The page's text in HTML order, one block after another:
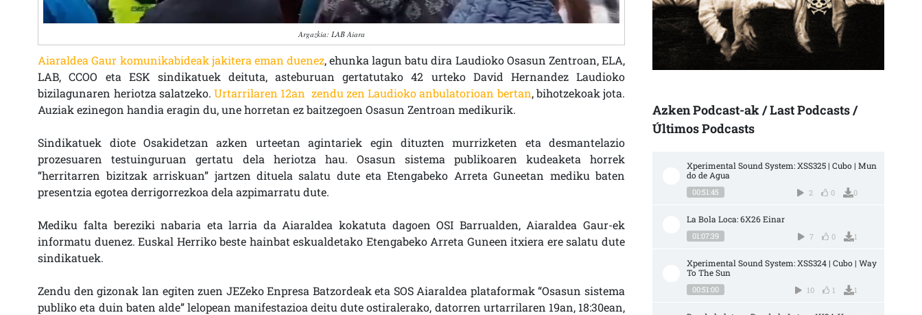
Argazkia: LAB Aiara
Aiaraldea Gaur komunikabideak jakitera eman duenez, ehunka lagun batu dira Laudioko Osasun Zentroan, ELA,
LAB, CCOO eta ESK sindikatuek deituta, asteburuan gertatutako 42 urteko David Hernandez Laudioko
bizilagunaren heriotza salatzeko.Urtarrilaren 12an zendu zen Laudioko anbulatorioan bertan, bihotzekoak jota.
Auziak ezinegon handia eragin du, une horretan ez baitzegoen Osasun Zentroan medikurik.
Sindikatuek diote Osakidetzan azken urteetan agintariek egin dituzten murrizketen eta desmantelazio
prozesuaren testuinguruan gertatu dela heriotza hau. Osasun sistema publikoaren kudeaketa horrek
“herritarren bizitzak arriskuan” jartzen dituela salatu dute eta Etengabeko Arreta Guneetan mediku baten
presentzia egotea derrigorrezkoa dela azpimarratu dute.
Mediku falta bereziki nabaria eta larria da Aiaraldea kokatuta dagoen OSI Barrualden, Aiaraldea Gaur-ek
informatu duenez. Euskal Herriko beste hainbat eskualdetako Etengabeko Arreta Guneen itxiera ere salatu dute
sindikatuek.
Zendu den gizonak lan egiten zuen JEZeko Enpresa Batzordeak eta SOS Aiaraldea plataformak “Osasun sistema
publiko eta duin baten alde” lelopean manifestazioa deitu dute ostiralerako, datorren urtarrilaren 19an, 18:30ean,
Azken Podcast-ak / Last Podcasts /
Últimos Podcasts
Xperimental Sound System: XSS325 | Cubo | Mun
do de Agua
00:51:45 2 0 0
La Bola Loca: 6X26 Einar
01:07:39 7 0 1
Xperimental Sound System: XSS324 | Cubo | Way
To The Sun
00:51:00 10 1 1